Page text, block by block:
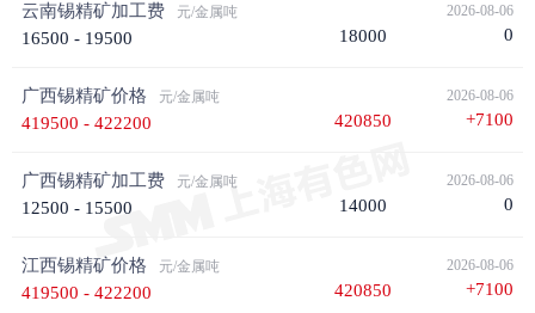
云南锡精矿加工费 元/金属吨
16500 - 19500 18000
2026-08-06
0
广西锡精矿价格 元/金属吨
419500 - 422200 420850
2026-08-06
+7100
广西锡精矿加工费 元/金属吨
12500 - 15500 14000
2026-08-06
0
江西锡精矿价格 元/金属吨
419500 - 422200 420850
2026-08-06
+7100